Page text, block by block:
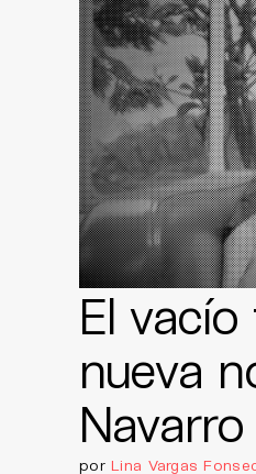
El
nueva
Navarro
por Lina Vargas